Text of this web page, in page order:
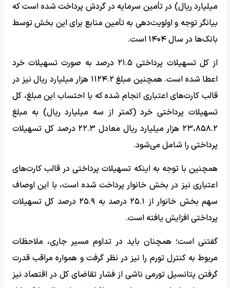
میلیارد ریال) در تأمین سرمایه در گردش پرداخت شده است که
بیانگر توجه و اولویت‌دهی به تأمین منابع برای این بخش توسط
بانک‌ها در سال ۱۴۰۴ است.
از کل تسهیلات پرداختی ۲۱.۵ درصد به صورت تسهیلات خرد
اعطا شده است. همچنین مبلغ ۱۱۲۴.۲ هزار میلیارد ریال نیز در
قالب کارت‌های اعتباری انجام شده که با احتساب این مبلغ، کل
تسهیلات پرداختی خرد (کمتر از سه میلیارد ریال) به مبلغ
۲۳،۸۵۸.۲ هزار میلیارد ریال معادل ‌۲۲.۳ درصد کل تسهیلات
پرداختی را شامل می‌شود.
همچنین با توجه به اینکه تسهیلات پرداختی در قالب کارت‌های
اعتباری نیز در بخش خانوار پرداخت شده است، با این اوصاف
سهم بخش خانوار از ۲۵.۱ درصد به ۲۵.۹ درصد کل تسهیلات
پرداختی افزایش یافته است.
گفتنی است؛ همچنان باید در تداوم مسیر جاری، ملاحظات
مربوط به کنترل تورم را نیز در نظر گرفت و همواره مراقب قدرت
گرفتن پتانسیل تورمی ناشی از فشار تقاضای کل در اقتصاد نیز